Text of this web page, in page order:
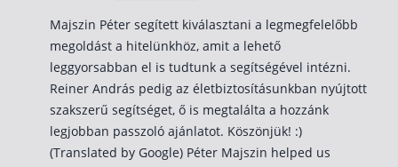
Majszin Péter segített kiválasztani a legmegfelelőbb
megoldást a hitelünkhöz, amit a lehető
leggyorsabban el is tudtunk a segítségével intézni.
Reiner András pedig az életbiztosításunkban nyújtott
szakszerű segítséget, ő is megtalálta a hozzánk
legjobban passzoló ajánlatot. Köszönjük! :)
(Translated by Google) Péter Majszin helped us